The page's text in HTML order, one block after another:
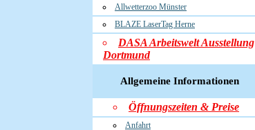
Allwetterzoo Münster
BLAZE LaserTag Herne
DASA Arbeitswelt Ausstellung
Dortmund
Allgemeine Informationen
Öffnungszeiten & Preise
Anfahrt